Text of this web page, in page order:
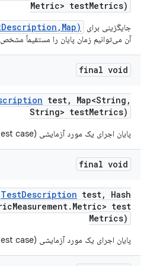
Metric> testMetrics)
جایگزینی برای
آن می‌توانیم زمان پایان را مستقیماً
final void
test, Map<String ,
String> testMetrics)
پایان اجرای یک مورد آزمایشی (test case) را گزارش می‌دهد.
final void
TestDescription test,
Hash
Measurement. Metric> test
Metrics)
پایان اجرای یک مورد آزمایشی (test case) را گزارش می‌دهد.